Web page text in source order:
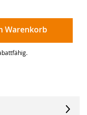
Warenkorb